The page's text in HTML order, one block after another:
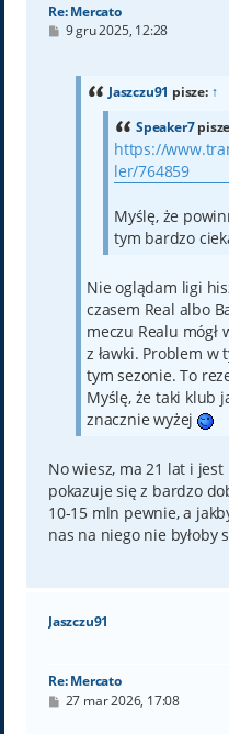
Re: Mercato
P9 gru 2025, 12:28
Jaszczu91 pisze: ↑
Speaker7
https://
ler/764859
Myślę, że
tym bardzo
Nie oglądam ligi
czasem Real albo
meczu Realu mógł
z ławki. Problem w
tym sezonie. To
Myślę, że taki klub
znacznie wyżej
No wiesz, ma 21 lat i
pokazuje się z bardzo
10-15 mln pewnie, a
nas na niego nie byłoby
Jaszczu91
Re: Mercato
P27 mar 2026, 17:08